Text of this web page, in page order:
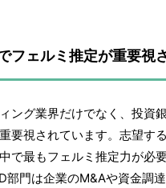
フェルミ推定が重要視
ング業界だけでなく、投資
要視されています。志望す
で最もフェルミ推定力が必
部門は企業のM&Aや資金調達